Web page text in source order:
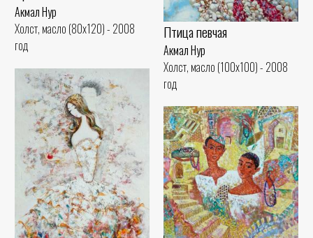
Птица певчая
Акмал Нур
Холст, масло (100x100) - 2008
год
Акмал Нур
Холст, масло (80x120) - 2008
год